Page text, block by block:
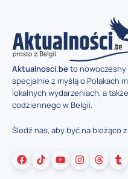
Aktualnosci.beto
specjalnie z myślą o Polakach
lokalnych wydarzeniach, a
codziennego w Belgii.
Śledź nas, aby być na bieżąco